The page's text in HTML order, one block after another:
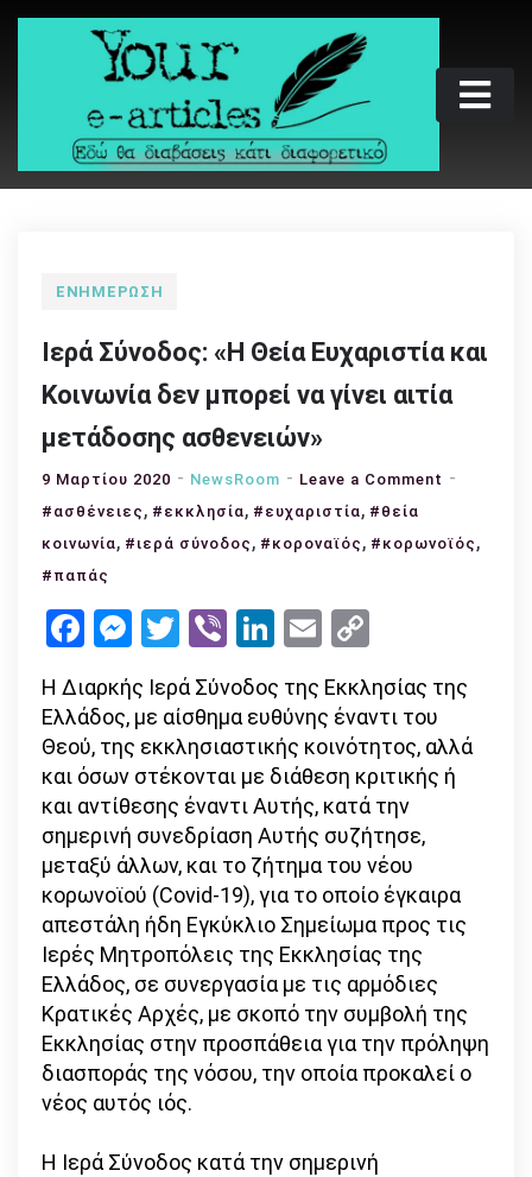
Skip
Your e-articles
Εδώ θα διαβάσεις κάτι διαφορετικό
ΕΝΗΜΈΡΩΣΗ
Ιερά Σύνοδος: «Η Θεία Ευχαριστία και
Κοινωνία δεν μπορεί να γίνει αιτία
μετάδοσης ασθενειών»
9 Μαρτίου 2020 NewsRoom Leave a Comment on
Σύνοδος:
Κοινωνία
μπορεί
να
#ασθένειες , #εκκλησία, #ευχαριστία, #θεία
κοινωνία, #ιερά σύνοδος , #κοροναϊός , #κορωνοϊός ,
#παπάς
Facebook
Messenger
Twitter
ViberLinkedIn
Email
Link
Η Διαρκής Ιερά Σύνοδος της Εκκλησίας της
Ελλάδος, με αίσθημα ευθύνης έναντι του
Θεού, της εκκλησιαστικής κοινότητος, αλλά
και όσων στέκονται με διάθεση κριτικής ή
και αντίθεσης έναντι Αυτής, κατά την
σημερινή συνεδρίαση Αυτής συζήτησε,
μεταξύ άλλων, και το ζήτημα του νέου
κορωνοϊού (Covid-19), για το οποίο έγκαιρα
απεστάλη ήδη Εγκύκλιο Σημείωμα προς τις
Ιερές Μητροπόλεις της Εκκλησίας της
Ελλάδος, σε συνεργασία με τις αρμόδιες
Κρατικές Αρχές, με σκοπό την συμβολή της
Εκκλησίας στην προσπάθεια για την πρόληψη
διασποράς της νόσου, την οποία προκαλεί ο
νέος αυτός ιός.
Η Ιερά Σύνοδος κατά την σημερινή